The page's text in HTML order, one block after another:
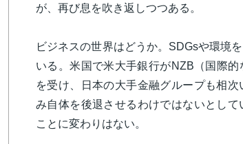
が、再び息を吹き返しつつある。
ビジネスの世界はどうか。SDGsや環境
いる。米国で米大手銀行がNZB（国際
を受け、日本の大手金融グループも相
み自体を後退させるわけではないとし
ことに変わりはない。